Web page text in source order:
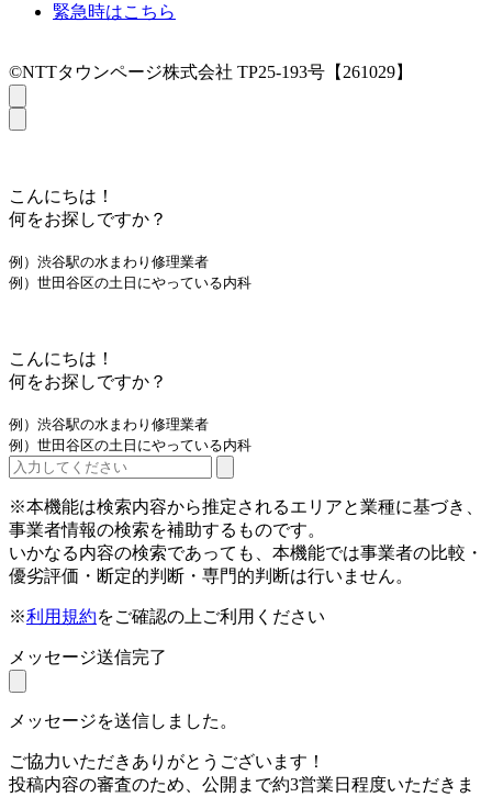
緊急時はこちら
©NTTタウンページ株式会社 TP25-193号【261029】
こんにちは！
何をお探しですか？
例）渋谷駅の水まわり修理業者
例）世田谷区の土日にやっている内科
こんにちは！
何をお探しですか？
例）渋谷駅の水まわり修理業者
例）世田谷区の土日にやっている内科
※本機能は検索内容から推定されるエリアと業種に基づき、
事業者情報の検索を補助するものです。
いかなる内容の検索であっても、本機能では事業者の比較・
優劣評価・断定的判断・専門的判断は行いません。
※利用規約をご確認の上ご利用ください
メッセージ送信完了
メッセージを送信しました。
ご協力いただきありがとうございます！
投稿内容の審査のため、公開まで約3営業日程度いただきま